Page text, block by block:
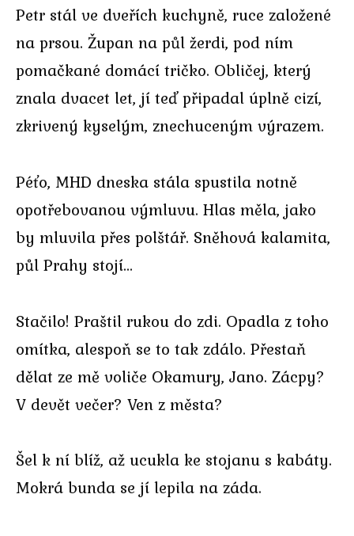
Petr stál ve dveřích kuchyně, ruce založené
na prsou. Župan na půl žerdi, pod ním
pomačkané domácí tričko. Obličej, který
znala dvacet let, jí teď připadal úplně cizí,
zkrivený kyselým, znechuceným výrazem.
Péťo, MHD dneska stála spustila notně
opotřebovanou výmluvu. Hlas měla, jako
by mluvila přes polštář. Sněhová kalamita,
půl Prahy stojí…
Stačilo! Praštil rukou do zdi. Opadla z toho
omítka, alespoň se to tak zdálo. Přestaň
dělat ze mě voliče Okamury, Jano. Zácpy?
V devět večer? Ven z města?
Šel k ní blíž, až ucukla ke stojanu s kabáty.
Mokrá bunda se jí lepila na záda.